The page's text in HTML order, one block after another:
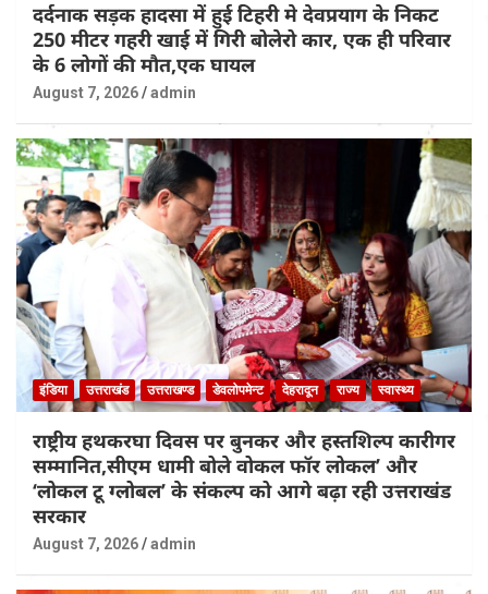
दर्दनाक सड़क हादसा में हुई टिहरी मे देवप्रयाग के निकट
250 मीटर गहरी खाई में गिरी बोलेरो कार, एक ही परिवार
के 6 लोगों की मौत,एक घायल
August 7, 2026 admin
इंडिया उत्तराखंड उत्तराखण्ड डेवलोपमेन्ट देहरादून राज्य स्वास्थ्य
राष्ट्रीय हथकरघा दिवस पर बुनकर और हस्तशिल्प कारीगर
सम्मानित,सीएम धामी बोले वोकल फॉर लोकल’ और
‘लोकल टू ग्लोबल’ के संकल्प को आगे बढ़ा रही उत्तराखंड
सरकार
August 7, 2026 admin